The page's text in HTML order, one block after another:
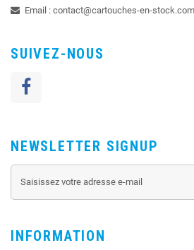
Email : contact@cartouches-en-stock.com
SUIVEZ-NOUS
NEWSLETTER SIGNUP
INFORMATION